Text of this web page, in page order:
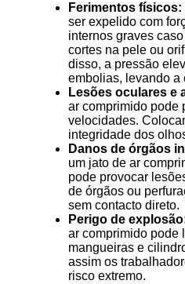
Ferimentos físicos:
ser expelido com
internos graves
cortes na pele ou
disso, a pressão
embolias, levando a
Lesões oculares e
ar comprimido pode
velocidades.
integridade dos
Danos de órgãos
um jato de ar
pode provocar
de órgãos ou
sem contacto direto.
Perigo de
ar comprimido pode
mangueiras e
assim os
risco extremo.